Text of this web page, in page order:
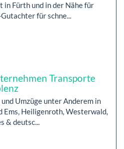
in Fürth und in der Nähe für
für schne...
Transporte
Umzüge unter Anderem in
Ems, Heiligenroth, Westerwald,
& deutsc...